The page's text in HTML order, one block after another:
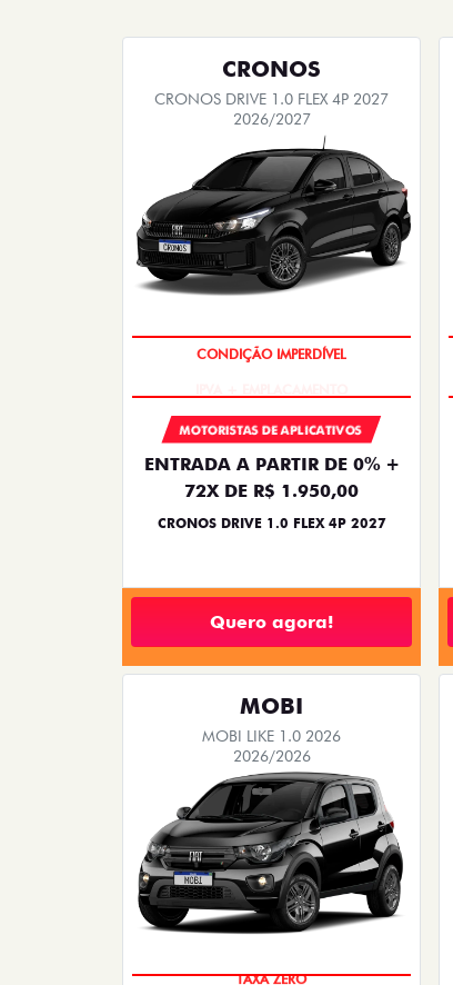
CRONOS
CRONOS DRIVE 1.0 FLEX 4P 2027
2026/2027
CONDIÇÃO IMPERDÍVEL
MOTORISTAS DE APLICATIVOS
ENTRADA A PARTIR DE 0% +
72X DE R$ 1.950,00
CRONOS DRIVE 1.0 FLEX 4P 2027
Quero agora!
MOBI
MOBI LIKE 1.0 2026
2026/2026